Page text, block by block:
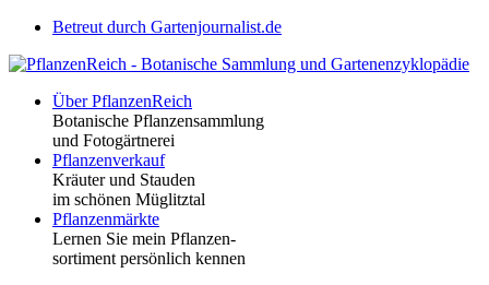
Betreut durch Gartenjournalist.de
Über PflanzenReich
Botanische Pflanzensammlung
und Fotogärtnerei
Pflanzenverkauf
Kräuter und Stauden
im schönen Müglitztal
Pflanzenmärkte
Lernen Sie mein Pflanzen-
sortiment persönlich kennen